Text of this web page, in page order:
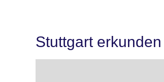
Stuttgart erkunden